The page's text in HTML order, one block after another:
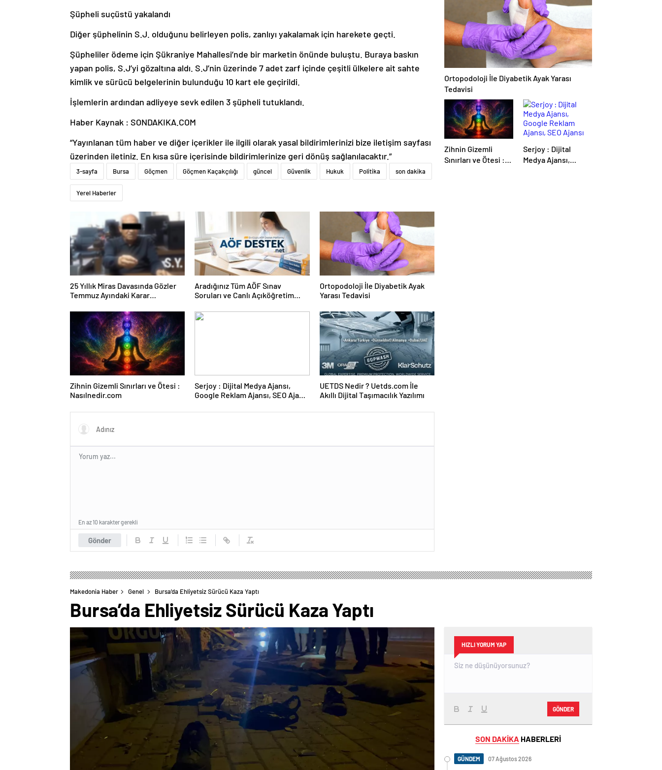
Şüpheli suçüstü yakalandı
Diğer şüphelinin S.J. olduğunu belirleyen polis, zanlıyı yakalamak için harekete geçti.
Şüpheliler ödeme için Şükraniye Mahallesi’nde bir marketin önünde buluştu. Buraya baskın
yapan polis, S.J’yi gözaltına aldı. S.J’nin üzerinde 7 adet zarf içinde çeşitli ülkelere ait sahte
kimlik ve sürücü belgelerinin bulunduğu 10 kart ele geçirildi.
İşlemlerin ardından adliyeye sevk edilen 3 şüpheli tutuklandı.
Haber Kaynak : SONDAKIKA.COM
“Yayınlanan tüm haber ve diğer içerikler ile ilgili olarak yasal bildirimlerinizi bize iletişim sayfası
üzerinden iletiniz. En kısa süre içerisinde bildirimlerinize geri dönüş sağlanılacaktır.”
3-sayfa Bursa Göçmen Göçmen Kaçakçılığı güncel Güvenlik Hukuk Politika son dakika
Yerel Haberler
25 Yıllık Miras Davasında Gözler
Temmuz Ayındaki Karar
Aradığınız Tüm AÖF Sınav
Soruları ve Canlı Açıköğretim
Ortopodoloji İle Diyabetik Ayak
Yarası Tedavisi
Zihnin Gizemli Sınırları ve Ötesi :
Nasılnedir.com
Serjoy : Dijital Medya Ajansı,
Google Reklam Ajansı, SEO Ajansı
UETDS Nedir ? Uetds.com İle
Akıllı Dijital Taşımacılık Yazılımı
Gönder
En az 10 karakter gerekli
Ortopodoloji İle Diyabetik Ayak Yarası
Tedavisi
Zihnin Gizemli
Sınırları ve Ötesi :
Serjoy : Dijital
Medya Ajansı,
Makedonia Haber Genel Bursa’da Ehliyetsiz Sürücü Kaza Yaptı
Bursa’da Ehliyetsiz Sürücü Kaza Yaptı
HIZLI YORUM YAP
GÖNDER
SON DAKİKA HABERLERİ
GÜNDEM 07 Ağustos 2026